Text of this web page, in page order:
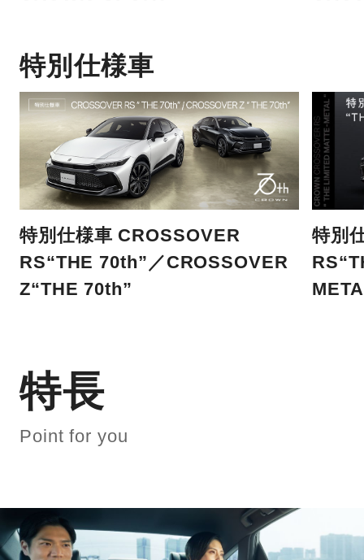
特別仕様車
特別仕様車 CROSSOVER
RS“THE 70th”／CROSSOVER
Z“THE 70th”
特別
特長
Point for you